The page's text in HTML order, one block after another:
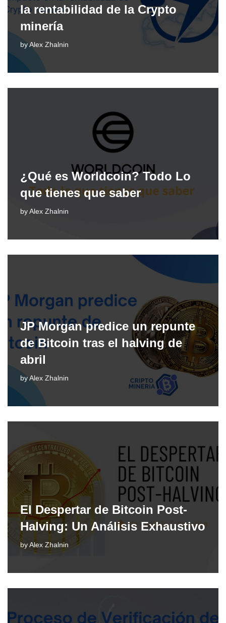
la rentabilidad de la Crypto
minería
byAlex Zhalnin
¿Qué es Worldcoin? Todo Lo
que tienes que saber
by Alex Zhalnin
JP Morgan predice un repunte
de Bitcoin tras el halving de
abril
byAlex Zhalnin
El Despertar de Bitcoin Post-
Halving: Un Análisis Exhaustivo
by Alex Zhalnin